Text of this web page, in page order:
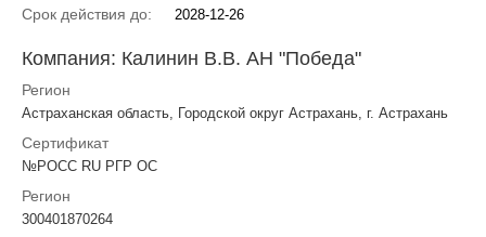
Срок действия до: 2028-12-26
Компания: Калинин В.В. АН "Победа"
Регион
Астраханская область, Городской округ Астрахань, г. Астрахань
Сертификат
№РОСС RU РГР ОС
Регион
300401870264